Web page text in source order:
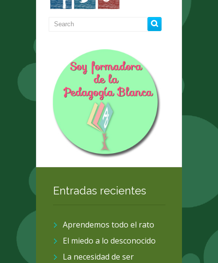
Entradas recientes
Aprendemos todo el rato
El miedo a lo desconocido
La necesidad de ser